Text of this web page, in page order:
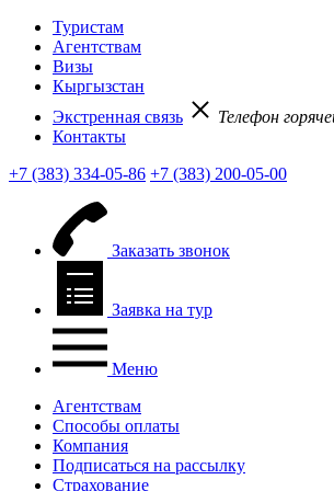
Туристам
Агентствам
Визы
Кыргызстан
Экстренная связь
Телефон
Контакты
+7 (383) 334-05-86 +7 (383) 200-05-00
Заказать звонок
Заявка на тур
Меню
Агентствам
Способы оплаты
Компания
Подписаться на рассылку
Страхование